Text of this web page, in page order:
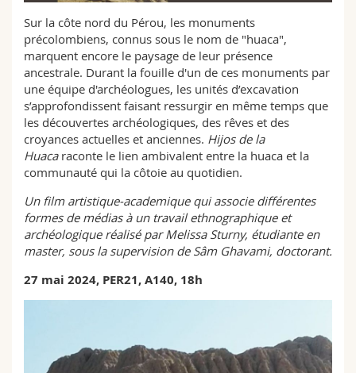
Interfakultär
Doktorierende
Vorlesungsverzeichnis
MyUnifr
Sur la côte nord du Pérou, les monuments
précolombiens, connus sous le nom de "huaca",
marquent encore le paysage de leur présence
ancestrale. Durant la fouille d'un de ces monuments par
une équipe d'archéologues, les unités d’excavation
s’approfondissent faisant ressurgir en même temps que
les découvertes archéologiques, des rêves et des
croyances actuelles et anciennes. Hijos de la
Huacaraconte le lien ambivalent entre la huaca et la
communauté qui la côtoie au quotidien.
Un film artistique-academique qui associe différentes
formes de médias à un travail ethnographique et
archéologique réalisé par Melissa Sturny, étudiante en
master, sous la supervision de Sâm Ghavami, doctorant.
27 mai 2024, PER21, A140, 18h